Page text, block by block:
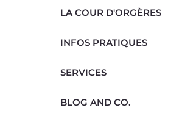
LA COUR D'ORGÈRES
INFOS PRATIQUES
SERVICES
BLOG AND CO.